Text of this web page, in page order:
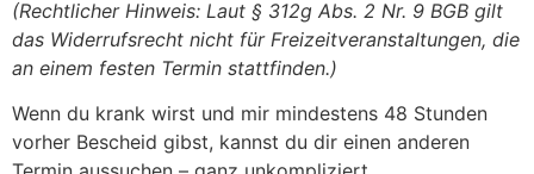
(Rechtlicher Hinweis: Laut § 312g Abs. 2 Nr. 9 BGB gilt
das Widerrufsrecht nicht für Freizeitveranstaltungen, die
an einem festen Termin stattfinden.)
Wenn du krank wirst und mir mindestens 48 Stunden
vorher Bescheid gibst, kannst du dir einen anderen